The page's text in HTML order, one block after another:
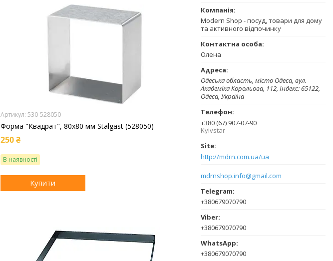
530-528050
Форма "Квадрат", 80х80 мм Stalgast (528050)
250 ₴
В наявності
Купити
Modern Shop - посуд, товари для дому
та активного відпочинку
Олена
Одеська область, місто Одеса, вул.
Академіка Корольова, 112, Індекс: 65122,
Одеса, Україна
+380 (67) 907-07-90
Kyivstar
http://mdrn.com.ua/ua
mdrnshop.info@gmail.com
+380679070790
+380679070790
+380679070790